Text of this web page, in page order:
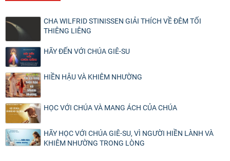
CHA WILFRID STINISSEN GIẢI THÍCH VỀ ĐÊM TỐI
THIÊNG LIÊNG
HÃY ĐẾN VỚI CHÚA GIÊ-SU
HIỀN HẬU VÀ KHIÊM NHƯỜNG
HỌC VỚI CHÚA VÀ MANG ÁCH CỦA CHÚA
HÃY HỌC VỚI CHÚA GIÊ-SU, VÌ NGƯỜI HIỀN LÀNH VÀ
KHIÊM NHƯỜNG TRONG LÒNG